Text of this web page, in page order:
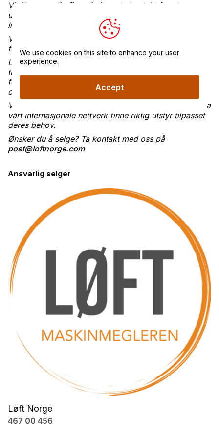
Vi tilbyr gunstig finansiering – ta kontakt for et
uforpliktende tilbud.
Innbytte vurderes.
Vi anbefaler at objektet besiktiges før kjøp. Det tas
forbehold om eventuelle feil i annonsen.
Løft Norge bistår med salg av maskiner og
transportmidler – fra A til Å. Vi håndterer alt fra
fotografering og annonsering til dialog med kjøpere
og gjennomføring av handelen.
Vi bistår også med både import og eksport, og kan via
vårt internasjonale nettverk finne riktig utstyr tilpasset
deres behov.
Ønsker du å selge? Ta kontakt med oss på
post@loftnorge.com
Ansvarlig selger
Løft Norge
467 00 456
We use cookies on this site to enhance your user
experience.
Accept